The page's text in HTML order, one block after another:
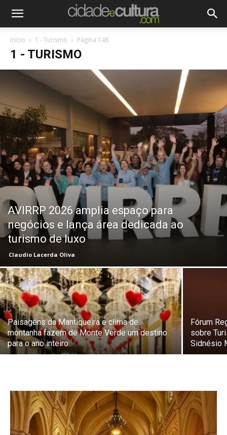
Início 1 - Turismo Página 148
1 - TURISMO
AVIRRP 2026 amplia espaço para
negócios e lança área dedicada ao
turismo de luxo
Claudio Lacerda Oliva
Paisagens da Mantiqueira e clima de
montanha fazem de Monte Verde um destino
para o ano inteiro
Fórum
sobre
Sidnésio